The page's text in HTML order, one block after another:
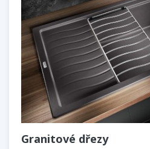
Granitové dřezy